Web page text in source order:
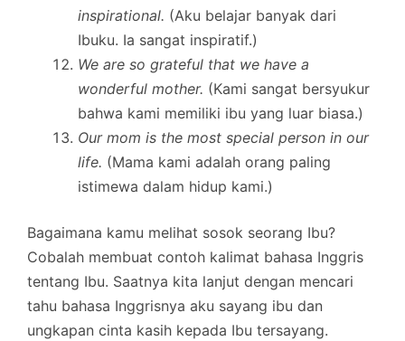
inspirational. (Aku belajar banyak dari
Ibuku. Ia sangat inspiratif.)
We are so grateful that we have a
wonderful mother. (Kami sangat bersyukur
bahwa kami memiliki ibu yang luar biasa.)
Our mom is the most special person in our
life. (Mama kami adalah orang paling
istimewa dalam hidup kami.)
Bagaimana kamu melihat sosok seorang Ibu?
Cobalah membuat contoh kalimat bahasa Inggris
tentang Ibu. Saatnya kita lanjut dengan mencari
tahu bahasa Inggrisnya aku sayang ibu dan
ungkapan cinta kasih kepada Ibu tersayang.